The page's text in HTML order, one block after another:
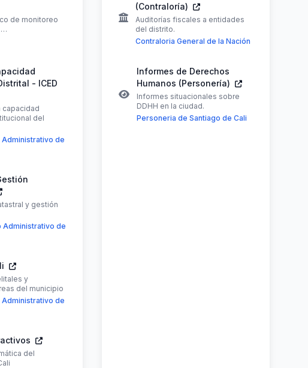
de monitoreo
…
- ICED
capacidad
del
de
y gestión
Administrativo de
y
del municipio
de
del
(Contraloría)
Auditorías fiscales a entidades
del distrito.
Contraloria General de la Nación
Informes de Derechos
Humanos (Personería)
Informes situacionales sobre
DDHH en la ciudad.
Personeria de Santiago de Cali